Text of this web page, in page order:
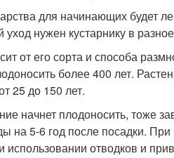
для начинающих будет
уход нужен кустарнику в
от его сорта и способа
более 400 лет.
25 до 150 лет.
начнет плодоносить, тоже
на 5-6 год после посадки.
использовании отводков и